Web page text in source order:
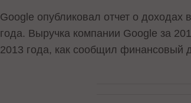
Google опубликовал отчет о доходах
года. Выручка компании Google за
2013 года, как сообщил финансовый